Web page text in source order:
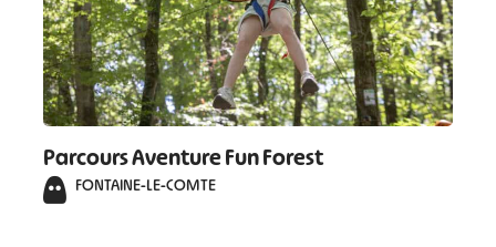
Parcours Aventure Fun Forest
FONTAINE-LE-COMTE